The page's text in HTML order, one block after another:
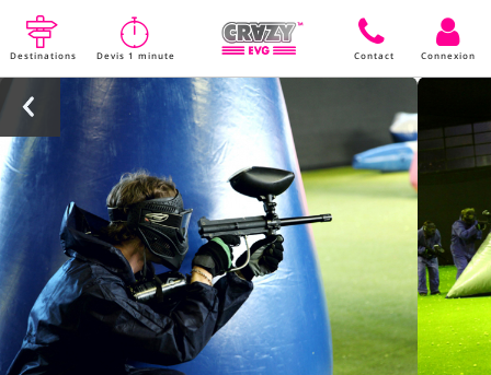
Destinations Devis 1 minute Contact Connexion